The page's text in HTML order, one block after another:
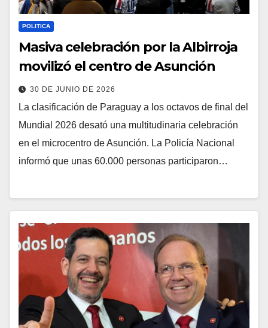
POLITICA
Masiva celebración por la Albirroja
movilizó el centro de Asunción
30 DE JUNIO DE 2026
La clasificación de Paraguay a los octavos de final del
Mundial 2026 desató una multitudinaria celebración
en el microcentro de Asunción. La Policía Nacional
informó que unas 60.000 personas participaron…